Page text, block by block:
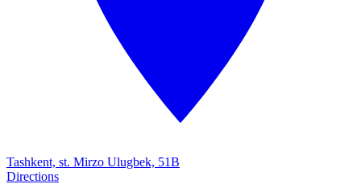
Tashkent, st. Mirzo Ulugbek, 51B
Directions